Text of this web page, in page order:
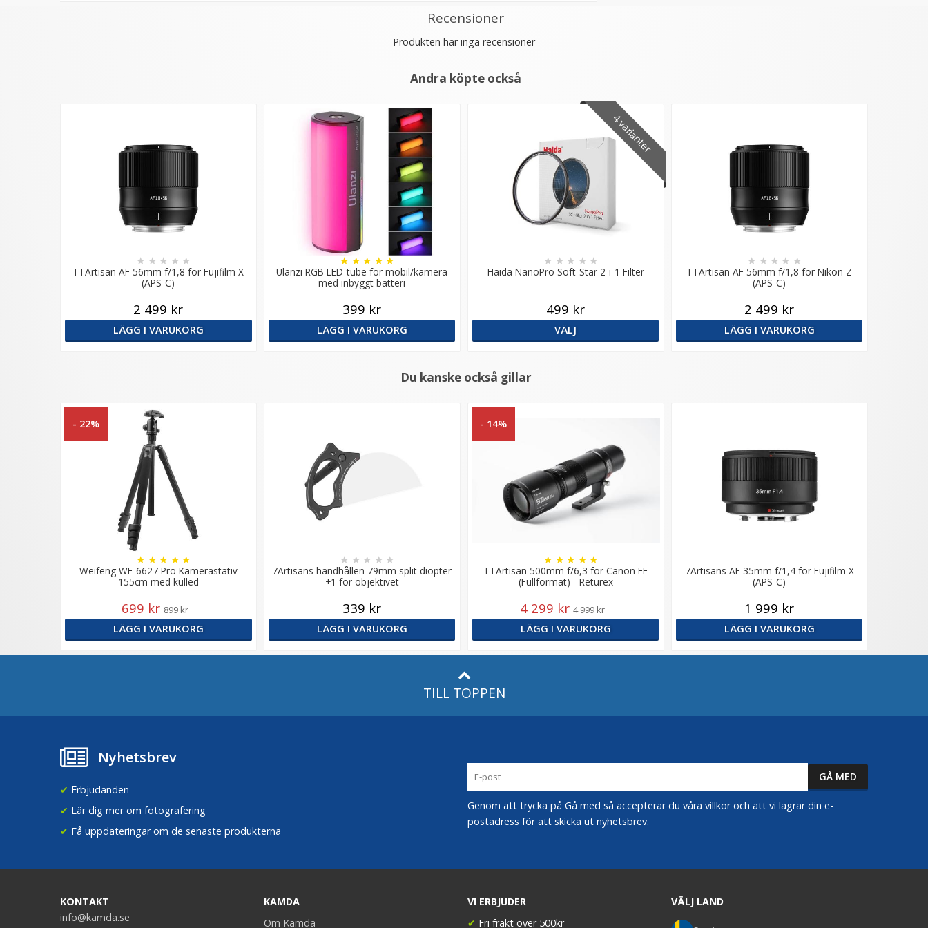
Recensioner
Produkten har inga recensioner
Andra köpte också
TTArtisan AF 56mm f/1,8 för Fujifilm X
(APS-C)
★ ★ ★ ★ ★
2 499 kr
LÄGG I VARUKORG
Ulanzi RGB LED-tube för mobil/kamera
med inbyggt batteri
★ ★ ★ ★ ★
399 kr
LÄGG I VARUKORG
4 varianter
Haida NanoPro Soft-Star 2-i-1 Filter
★ ★ ★ ★ ★
499 kr
VÄLJ
TTArtisan AF 56mm f/1,8 för Nikon Z
(APS-C)
★ ★ ★ ★ ★
2 499 kr
LÄGG I VARUKORG
Du kanske också gillar
- 22%
Weifeng WF-6627 Pro Kamerastativ
155cm med kulled
★ ★ ★ ★ ★
699 kr 899 kr
LÄGG I VARUKORG
7Artisans handhållen 79mm split diopter
+1 för objektivet
★ ★ ★ ★ ★
339 kr
LÄGG I VARUKORG
- 14%
TTArtisan 500mm f/6,3 för Canon EF
(Fullformat) - Returex
★ ★ ★ ★ ★
4 299 kr 4 999 kr
LÄGG I VARUKORG
7Artisans AF 35mm f/1,4 för Fujifilm X
(APS-C)
1 999 kr
LÄGG I VARUKORG
TILL TOPPEN
Nyhetsbrev
✔ Erbjudanden
✔ Lär dig mer om fotografering
✔ Få uppdateringar om de senaste produkterna
Genom att trycka på Gå med så accepterar du våra villkor och att vi lagrar din e-
postadress för att skicka ut nyhetsbrev.
KONTAKT
info@kamda.se
KAMDA
Om Kamda
VI ERBJUDER
✔ Fri frakt över 500kr
VÄLJ LAND